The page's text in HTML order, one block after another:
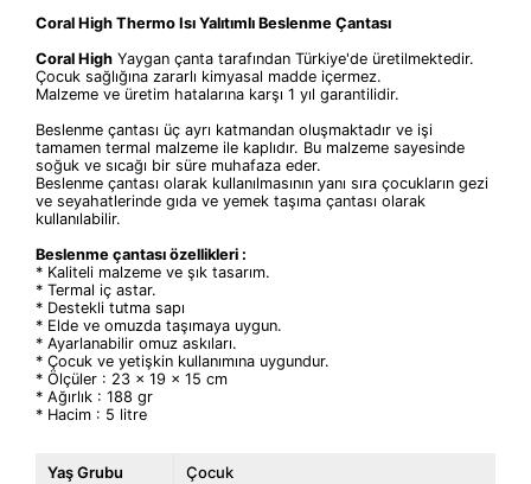
Coral High Thermo Isı Yalıtımlı Beslenme Çantası
Coral High Yaygan çanta tarafından Türkiye'de üretilmektedir.
Çocuk sağlığına zararlı kimyasal madde içermez.
Malzeme ve üretim hatalarına karşı 1 yıl garantilidir.
Beslenme çantası üç ayrı katmandan oluşmaktadır ve işi
tamamen termal malzeme ile kaplıdır. Bu malzeme sayesinde
soğuk ve sıcağı bir süre muhafaza eder.
Beslenme çantası olarak kullanılmasının yanı sıra çocukların gezi
ve seyahatlerinde gıda ve yemek taşıma çantası olarak
kullanılabilir.
Beslenme çantası özellikleri :
* Kaliteli malzeme ve şık tasarım.
* Termal iç astar.
* Destekli tutma sapı
* Elde ve omuzda taşımaya uygun.
* Ayarlanabilir omuz askıları.
* Çocuk ve yetişkin kullanımına uygundur.
* Ölçüler : 23 x 19 x 15 cm
* Ağırlık : 188 gr
* Hacim : 5 litre
Yaş Grubu Çocuk